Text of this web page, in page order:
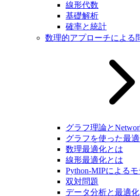
線形代数
基礎解析
確率と統計
数理的アプローチによる
グラフ理論と
グラフを使った最
数理最適化とは
線形最適化とは
Python-MIPによる
双対問題
データ分析と最適化